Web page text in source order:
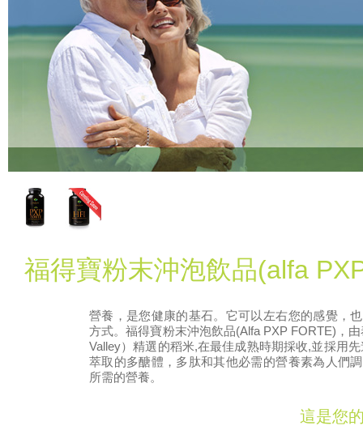
福得寶粉末沖泡飲品(alfa
營養，是您健康的基石。它可以左右您的感覺，
方式。福得寶粉末沖泡飲品(Alfa PXP FORTE)，
Valley）精選的稻米,在最佳成熟時期採收,並採用
萃取的多醣體，多肽和其他必需的營養素為人們
所需的營養。
這是您